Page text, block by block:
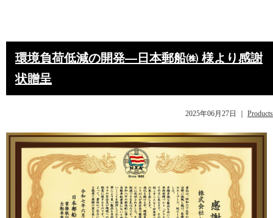
環境負荷低減の開発―日本郵船㈱ 様より感謝
状贈呈
2025年06月27日 Products